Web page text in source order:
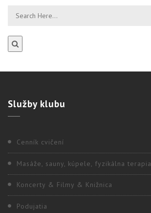
Službyklubu
Cenník cvičení
Masáže, sauny, kúpele, fyzikálna terapia
Koncerty & Filmy & Knižnica
Podujatia